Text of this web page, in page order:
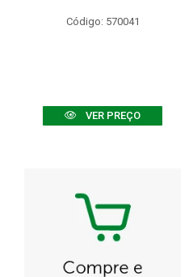
Código: 570041
VER PREÇO